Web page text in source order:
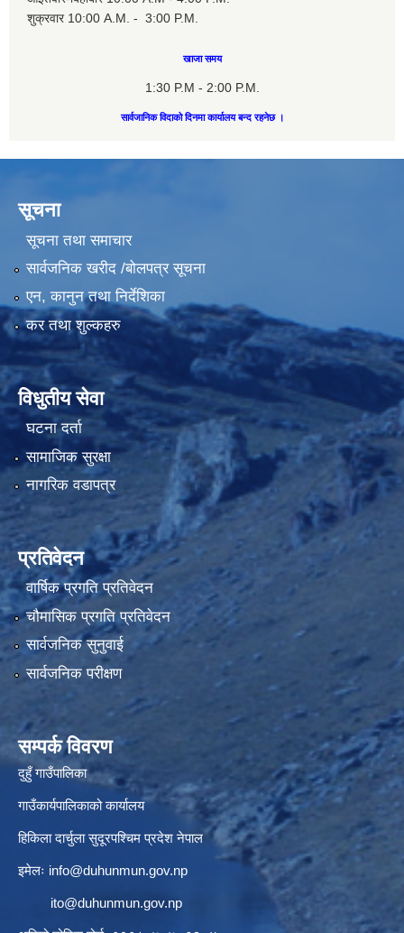
शुक्रवार 10:00 A.M. - 3:00 P.M.
खाजा समय
1:30 P.M - 2:00 P.M.
सार्वजानिक विदाको दिनमा कार्यालय बन्द रहनेछ ।
सूचना
सूचना तथा समाचार
सार्वजनिक खरीद /बोलपत्र सूचना
एन, कानुन तथा निर्देशिका
कर तथा शुल्कहरु
विधुतीय सेवा
घटना दर्ता
सामाजिक सुरक्षा
नागरिक वडापत्र
प्रतिवेदन
वार्षिक प्रगति प्रतिवेदन
चौमासिक प्रगति प्रतिवेदन
सार्वजनिक सुनुवाई
सार्वजनिक परीक्षण
सम्पर्क विवरण
दुहुँ गाउँपालिका
गाउँकार्यपालिकाको कार्यालय
हिकिला दार्चुला सुदूरपश्चिम प्रदेश नेपाल
इमेलः info@duhunmun.gov.np
ito@duhunmun.gov.np